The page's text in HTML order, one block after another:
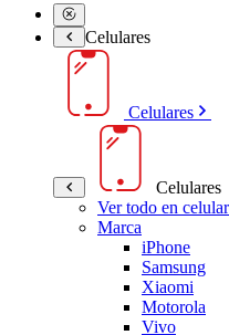
Celulares
Celulares
Celulares
Ver todo en
Marca
iPhone
Samsung
Xiaomi
Motorola
Vivo